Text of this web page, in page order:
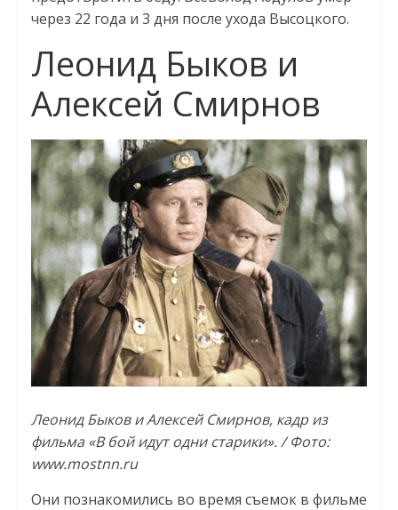
через 22 года и 3 дня после ухода Высоцкого.
Леонид Быков и
Алексей Смирнов
Леонид Быков и Алексей Смирнов, кадр из
фильма «В бой идут одни старики». / Фото:
www.mostnn.ru
Они познакомились во время съемок в фильме